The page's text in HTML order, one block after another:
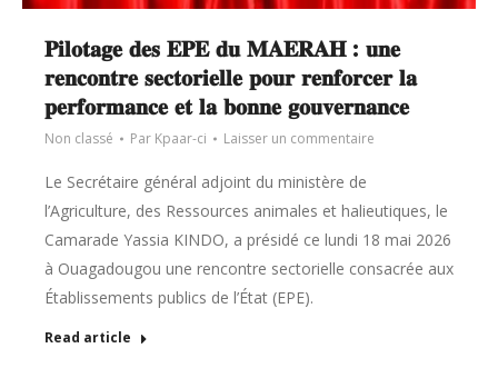
𝐏𝐢𝐥𝐨𝐭𝐚𝐠𝐞 𝐝𝐞𝐬 𝐄𝐏𝐄 𝐝𝐮 𝐌𝐀𝐄𝐑𝐀𝐇 : 𝐮𝐧𝐞
𝐫𝐞𝐧𝐜𝐨𝐧𝐭𝐫𝐞 𝐬𝐞𝐜𝐭𝐨𝐫𝐢𝐞𝐥𝐥𝐞 𝐩𝐨𝐮𝐫 𝐫𝐞𝐧𝐟𝐨𝐫𝐜𝐞𝐫 𝐥𝐚
𝐩𝐞𝐫𝐟𝐨𝐫𝐦𝐚𝐧𝐜𝐞 𝐞𝐭 𝐥𝐚 𝐛𝐨𝐧𝐧𝐞 𝐠𝐨𝐮𝐯𝐞𝐫𝐧𝐚𝐧𝐜𝐞
Non classé Par Kpaar-ci Laisser un commentaire
Le Secrétaire général adjoint du ministère de
l’Agriculture, des Ressources animales et halieutiques, le
Camarade Yassia KINDO, a présidé ce lundi 18 mai 2026
à Ouagadougou une rencontre sectorielle consacrée aux
Établissements publics de l’État (EPE).
Read article